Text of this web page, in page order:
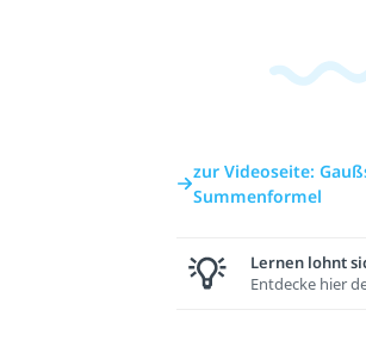
zur Videoseite:
Summenformel
Lernen lohnt
Entdecke hier